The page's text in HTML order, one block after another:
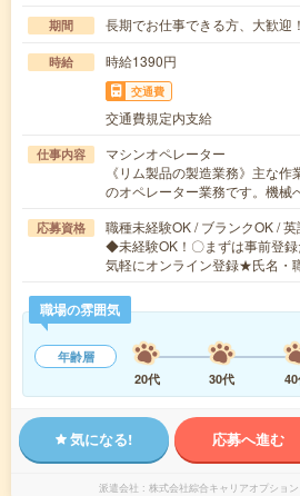
期間 長期でお仕事できる方、大歓迎！
時給 時給1390円
交通費
交通費規定内支給
仕事内容
マシンオペレーター
《リム製品の製造業務》主な
のオペレーター業務です。機
応募資格
職種未経験OK / ブランクOK /
◆未経験OK！〇まずは事前登
気軽にオンライン登録★氏名・
職場の雰囲気
年齢層
20代
30代
気になる! 応募へ進む
派遣会社 株式会社綜合キャリアオプショ